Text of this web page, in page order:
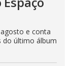
e conta
do último álbum